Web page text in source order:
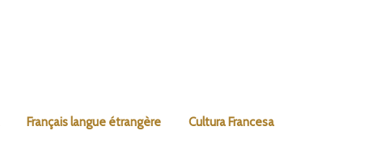
Français langue étrangère Cultura Francesa